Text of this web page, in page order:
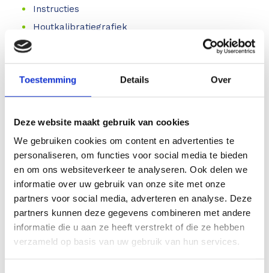
Toestemming Details Over
Deze website maakt gebruik van cookies
We gebruiken cookies om content en advertenties te
personaliseren, om functies voor social media te bieden
en om ons websiteverkeer te analyseren. Ook delen we
informatie over uw gebruik van onze site met onze
partners voor social media, adverteren en analyse. Deze
partners kunnen deze gegevens combineren met andere
informatie die u aan ze heeft verstrekt of die ze hebben
verzameld op basis van uw gebruik van hun services.
Instructies
Houtkalibratiegrafiek
2 x AA-batterij
Twee jaar garantie
Hoe werkt het
Zoekmodus Niet-invasief
De zoekmodus wordt gebruikt om het vochtniveau
onder het oppervlak van massieve muren en vloeren te
beoordelen, onafhankelijk van de
oppervlakteomstandigheden. De nominale meetdiepte is
19 mm en is afhankelijk van de dichtheid en andere
kenmerken van het materiaal dat wordt gemeten.